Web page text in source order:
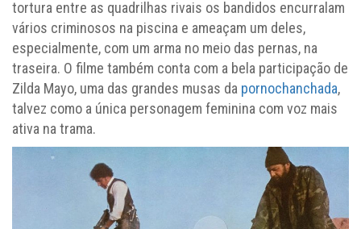
tortura entre as quadrilhas rivais os bandidos encurralam
vários criminosos na piscina e ameaçam um deles,
especialmente, com um arma no meio das pernas, na
traseira. O filme também conta com a bela participação de
Zilda Mayo, uma das grandes musas da pornochanchada,
talvez como a única personagem feminina com voz mais
ativa na trama.